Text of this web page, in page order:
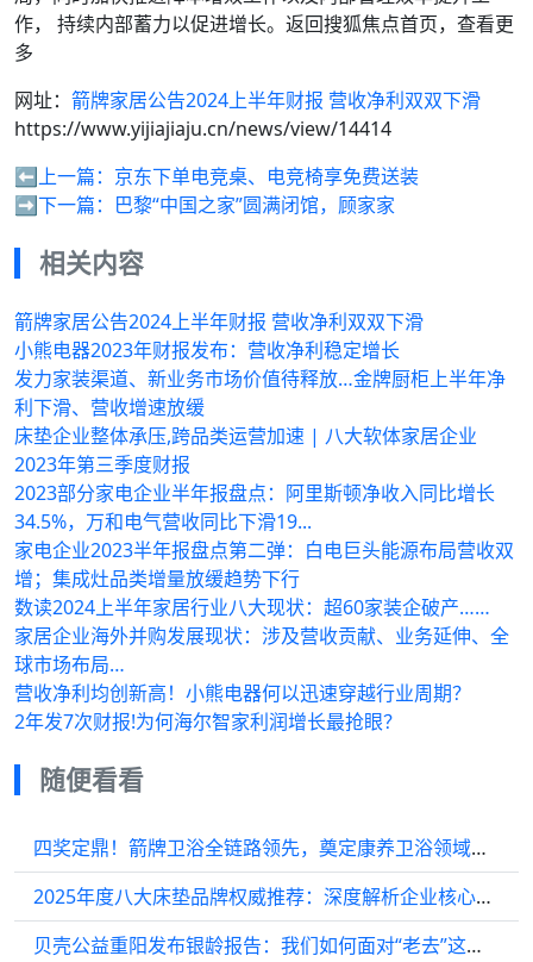
作， 持续内部蓄力以促进增长。返回搜狐焦点首页，查看更
多
网址： 箭牌家居公告2024上半年财报 营收净利双双下滑
https://www.yijiajiaju.cn/news/view/14414
⬅️上一篇： 京东下单电竞桌、电竞椅享免费送装
➡️下一篇： 巴黎“中国之家”圆满闭馆，顾家家
相关内容
箭牌家居公告2024上半年财报 营收净利双双下滑
小熊电器2023年财报发布：营收净利稳定增长
发力家装渠道、新业务市场价值待释放…金牌厨柜上半年净
利下滑、营收增速放缓
床垫企业整体承压,跨品类运营加速 | 八大软体家居企业
2023年第三季度财报
2023部分家电企业半年报盘点：阿里斯顿净收入同比增长
34.5%，万和电气营收同比下滑19...
家电企业2023半年报盘点第二弹：白电巨头能源布局营收双
增；集成灶品类增量放缓趋势下行
数读2024上半年家居行业八大现状：超60家装企破产……
家居企业海外并购发展现状：涉及营收贡献、业务延伸、全
球市场布局…
营收净利均创新高！小熊电器何以迅速穿越行业周期？
2年发7次财报!为何海尔智家利润增长最抢眼？
随便看看
四奖定鼎！箭牌卫浴全链路领先，奠定康养卫浴领域绝对话语权
2025年度八大床垫品牌权威推荐：深度解析企业核心竞争力
贝壳公益重阳发布银龄报告：我们如何面对“老去”这一共同命题？